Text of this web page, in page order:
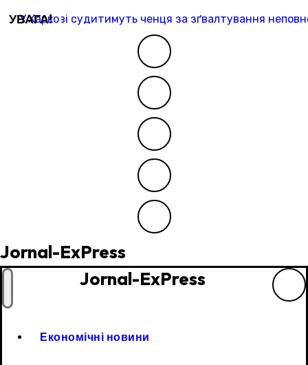
до
УВАГА!
У Харкові судитимуть ченця за зґвалтування
Jornal-ExPress
Jornal-ExPress
Економічні новини